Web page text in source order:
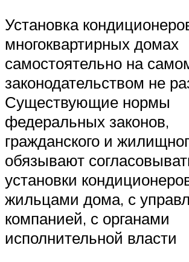
Установка
многоквартирных домах
самостоятельно на
законодательством не
Существующие нормы
федеральных законов,
гражданского и
обязывают
установки
жильцами дома, с
компанией, с органами
исполнительной власти